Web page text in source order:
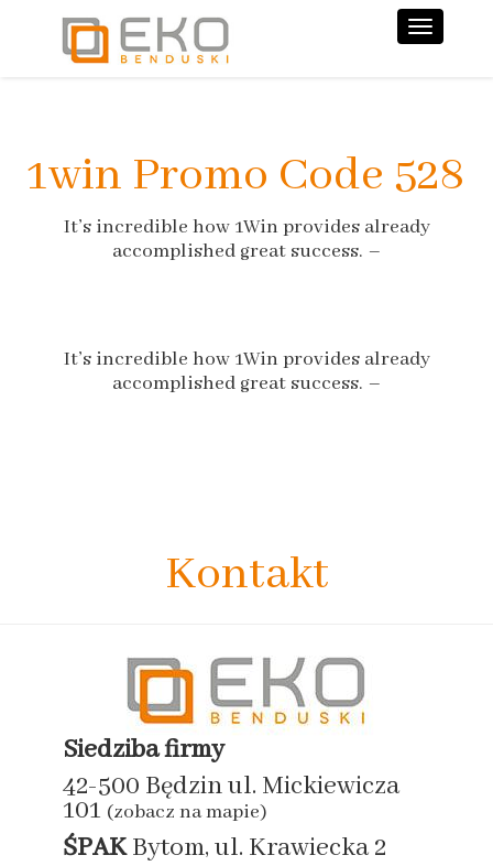
1win Promo Code 528
It’s incredible how 1Win provides already
accomplished great success. –
It’s incredible how 1Win provides already
accomplished great success. –
Kontakt
Siedziba firmy
42-500 Będzin ul. Mickiewicza
101 (zobacz na mapie)
ŚPAKBytom, ul. Krawiecka 2